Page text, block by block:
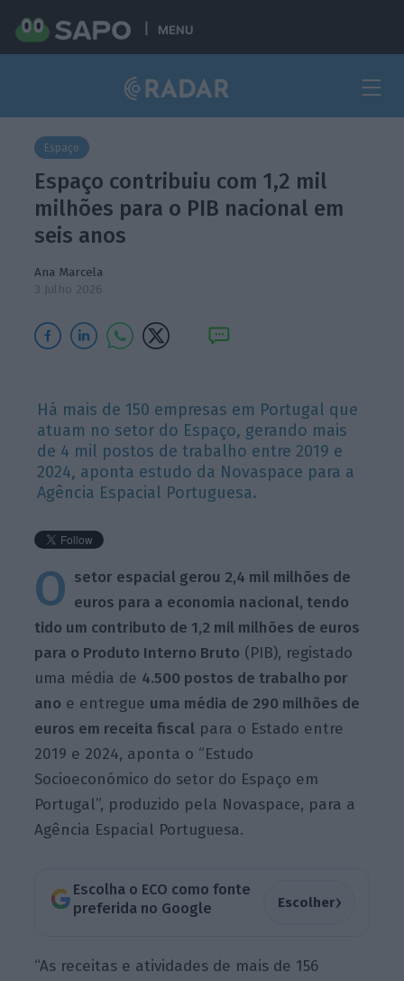
MENU
Espaço
Espaço contribuiu com 1,2 mil
milhões para o PIB nacional em
seis anos
Ana Marcela
3 Julho 2026
Há mais de 150 empresas em Portugal que
atuam no setor do Espaço, gerando mais
de 4 mil postos de trabalho entre 2019 e
2024, aponta estudo da Novaspace para a
Agência Espacial Portuguesa.
O setor espacial gerou 2,4 mil milhões de
euros para a economia nacional, tendo
tido um contributo de 1,2 mil milhões de euros
para o Produto Interno Bruto (PIB), registado
uma média de 4.500 postos de trabalho por
ano e entregue uma média de 290 milhões de
euros em receita fiscal para o Estado entre
2019 e 2024, aponta o “Estudo
Socioeconómico do setor do Espaço em
Portugal”, produzido pela Novaspace, para a
Agência Espacial Portuguesa.
Escolha o ECO como fonte
preferida no Google
Escolher›
“As receitas e atividades de mais de 156